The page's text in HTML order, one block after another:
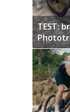
TEST: